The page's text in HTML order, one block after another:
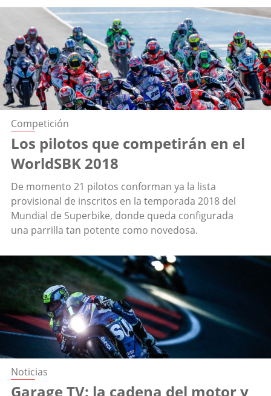
Competición
Los pilotos que competirán en el
WorldSBK 2018
De momento 21 pilotos conforman ya la lista
provisional de inscritos en la temporada 2018 del
Mundial de Superbike, donde queda configurada
una parrilla tan potente como novedosa.
Noticias
Garage TV: la cadena del motor y